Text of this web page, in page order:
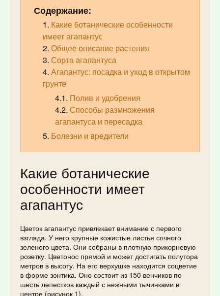
Содержание:
Какие ботанические особенности
имеет агапантус
Общее описание растения
Сорта агапантуса
Агапантус: посадка и уход в открытом
грунте
Полив и удобрения
Способы размножения
агапантуса и пересадка
Болезни и вредители
Какие ботанические
особенности имеет
агапантус
Цветок агапантус привлекает внимание с первого
взгляда. У него крупные кожистые листья сочного
зеленого цвета. Они собраны в плотную прикорневую
розетку. Цветонос прямой и может достигать полутора
метров в высоту. На его верхушке находится соцветие
в форме зонтика. Оно состоит из 150 венчиков по
шесть лепестков каждый с нежными тычинками в
центре (рисунок 1).